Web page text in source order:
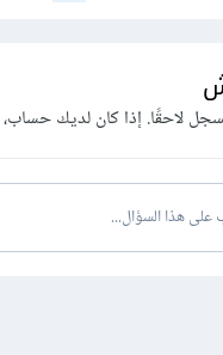
لاحقًا. إذا كان لديك حساب،
على هذا السؤال...